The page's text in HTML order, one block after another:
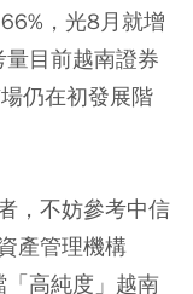
，光8月就增
目前越南證券
仍在初發展階
，不妨參考中信
產管理機構
「高純度」越南